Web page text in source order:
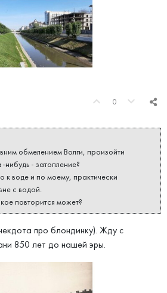
0
обмелением Волги, произойти
нибудь - затопление?
к воде и по моему, практически
с водой.
повторится может?
про блондинку). Жду с
850 лет до нашей эры.